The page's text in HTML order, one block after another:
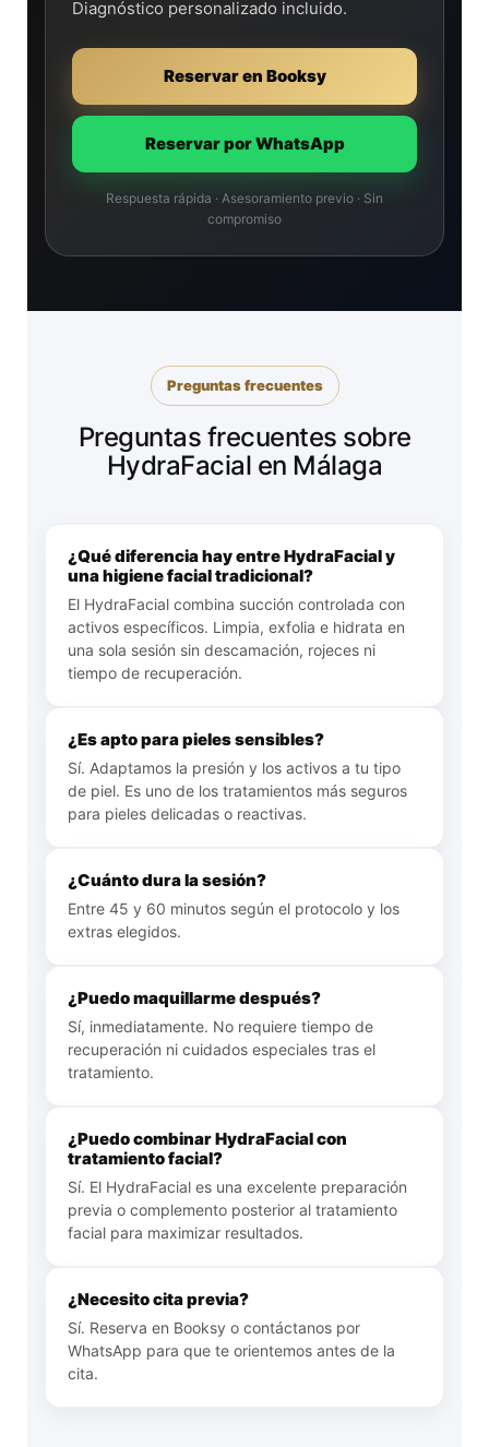
Diagnóstico personalizado incluido.
Reservar en Booksy
Reservar por WhatsApp
Respuesta rápida · Asesoramiento previo · Sin
compromiso
Preguntas frecuentes
Preguntas frecuentes sobre
HydraFacial en Málaga
¿Qué diferencia hay entre HydraFacial y
una higiene facial tradicional?
El HydraFacial combina succión controlada con
activos específicos. Limpia, exfolia e hidrata en
una sola sesión sin descamación, rojeces ni
tiempo de recuperación.
¿Es apto para pieles sensibles?
Sí. Adaptamos la presión y los activos a tu tipo
de piel. Es uno de los tratamientos más seguros
para pieles delicadas o reactivas.
¿Cuánto dura la sesión?
Entre 45 y 60 minutos según el protocolo y los
extras elegidos.
¿Puedo maquillarme después?
Sí, inmediatamente. No requiere tiempo de
recuperación ni cuidados especiales tras el
tratamiento.
¿Puedo combinar HydraFacial con
tratamiento facial?
Sí. El HydraFacial es una excelente preparación
previa o complemento posterior al tratamiento
facial para maximizar resultados.
¿Necesito cita previa?
Sí. Reserva en Booksy o contáctanos por
WhatsApp para que te orientemos antes de la
cita.